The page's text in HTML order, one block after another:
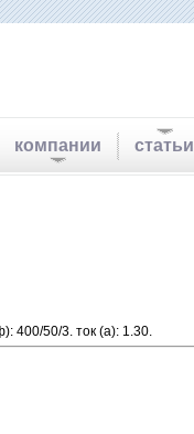
компании статьи
400/50/3. ток (а): 1.30.